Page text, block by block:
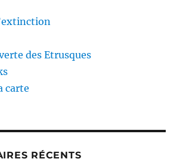
des Etrusques
carte
RÉCENTS